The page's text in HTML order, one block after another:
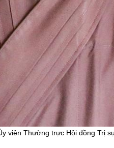
viên Thường trực Hội đồng Trị